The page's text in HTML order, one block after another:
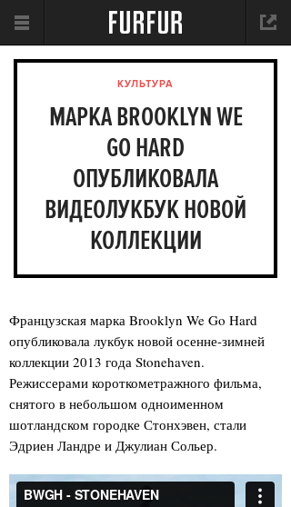
КУЛЬТУРА
МАРКА BROOKLYN WE
GO HARD
ОПУБЛИКОВАЛА
ВИДЕОЛУКБУК НОВОЙ
КОЛЛЕКЦИИ
Французская марка Brooklyn We Go Hard
опубликовала лукбук новой осенне-зимней
коллекции 2013 года Stonehaven.
Режиссерами короткометражного фильма,
снятого в небольшом одноименном
шотландском городке Стонхэвен, стали
Эдриен Ландре и Джулиан Сольер.